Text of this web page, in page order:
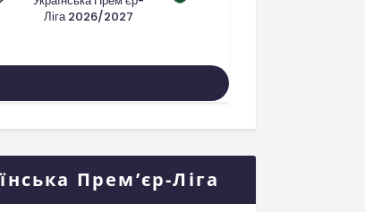
Ліга 2026/2027
Прем’єр-Ліга